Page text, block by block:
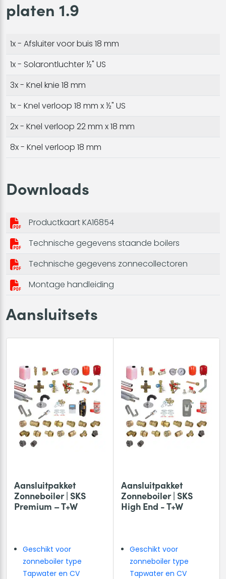
platen 1.9
1x - Afsluiter voor buis 18 mm
1x - Solarontluchter ½" US
3x - Knel knie 18 mm
1x - Knel verloop 18 mm x ½" US
2x - Knel verloop 22 mm x 18 mm
8x - Knel verloop 18 mm
Downloads
Productkaart KA16854
Technische gegevens staande boilers
Technische gegevens zonnecollectoren
Montage handleiding
Aansluitsets
Aansluitpakket
Zonneboiler | SKS
Premium – T+W
Geschikt voor
zonneboiler type
Tapwater en CV
Aansluitpakket
Zonneboiler | SKS
High End - T+W
Geschikt voor
zonneboiler type
Tapwater en CV